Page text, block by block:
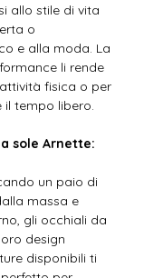
allo stile di vita
o
e alla moda. La
li rende
fisica o per
tempo libero.
sole Arnette:
un paio di
massa e
gli occhiali da
design
disponibili ti